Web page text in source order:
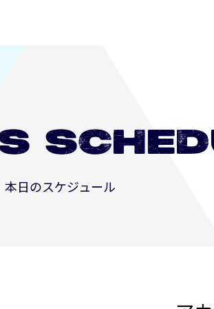
本日のスケジュール